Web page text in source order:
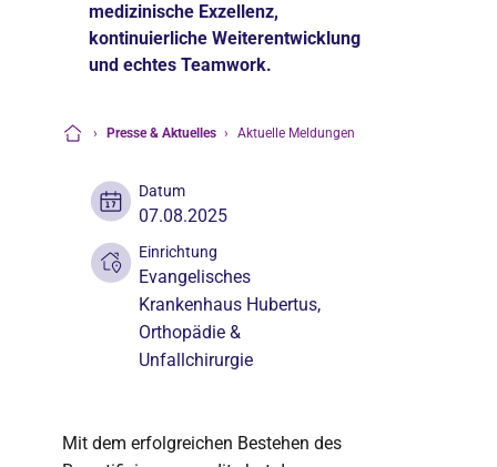
medizinische Exzellenz,
kontinuierliche Weiterentwicklung
und echtes Teamwork.
› Presse & Aktuelles › Aktuelle Meldungen
Datum
07.08.2025
Einrichtung
Evangelisches
Krankenhaus Hubertus,
Orthopädie &
Unfallchirurgie
Mit dem erfolgreichen Bestehen des